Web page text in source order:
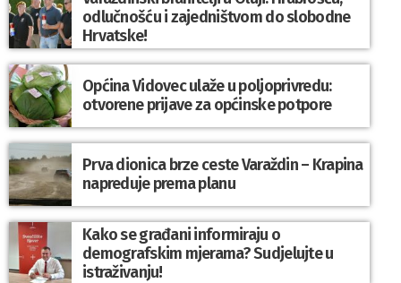
odlučnošću i zajedništvom do slobodne
Hrvatske!
Općina Vidovec ulaže u poljoprivredu:
otvorene prijave za općinske potpore
Prva dionica brze ceste Varaždin – Krapina
napreduje prema planu
Kako se građani informiraju o
demografskim mjerama? Sudjelujte u
istraživanju!